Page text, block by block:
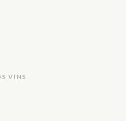
VINS